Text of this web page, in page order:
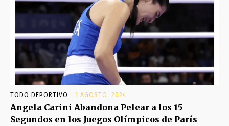
TODO DEPORTIVO 1 AGOSTO, 2024
Angela Carini Abandona Pelear a los 15
Segundos en los Juegos Olímpicos de París